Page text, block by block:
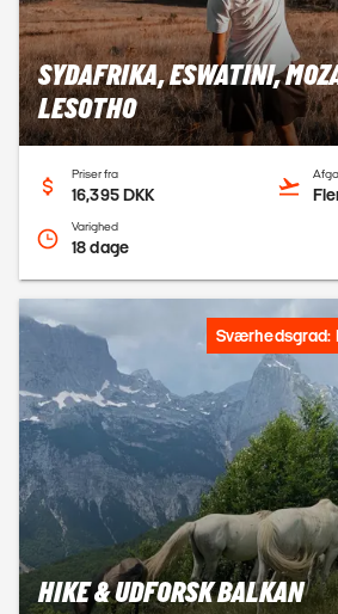
SYDAFRIKA, ESWATINI,
LESOTHO
Priser fra
16,395 DKK
Varighed
18 dage
Sværhedsgrad:
HIKE & UDFORSK BALKAN